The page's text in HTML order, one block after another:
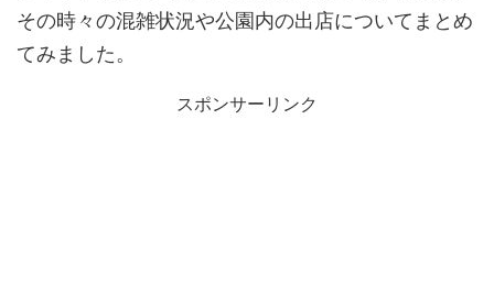
その時々の混雑状況や公園内の出店についてまとめ
てみました。
スポンサーリンク